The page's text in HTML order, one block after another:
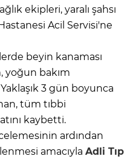
ekipleri, yaralı şahsı
Acil Servisi'ne
beyin kanaması
yoğun bakım
3 gün boyunca
tüm tıbbi
kaybetti.
ardından
amacıyla Adli Tıp